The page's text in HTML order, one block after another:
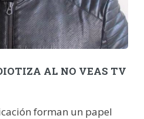
AL NO VEAS TV
forman un papel